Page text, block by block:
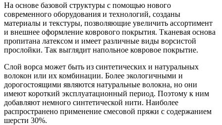
На основе базовой структуры с помощью нового
современного оборудования и технологий, созданы
материалы и текстуры, позволяющие увеличить ассортимент
и внешнее оформление коврового покрытия. Тканевая основа
пропитана латексом и имеет различные виды ворсистой
прослойки. Так выглядит напольное ковровое покрытие.
Слой ворса может быть из синтетических и натуральных
волокон или их комбинации. Более экологичными и
дорогостоящими являются натуральные волокна, но они
имеют короткий эксплуатационный период. Поэтому к ним
добавляют немного синтетической нити. Наиболее
распространено применение смесовой пряжи с содержанием
шерсти 30%.